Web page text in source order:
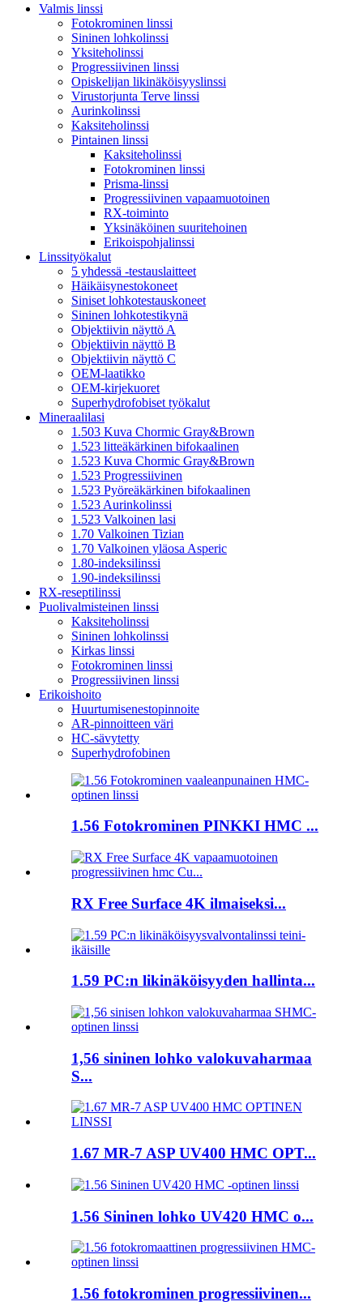
Valmis linssi
Fotokrominen linssi
Sininen lohkolinssi
Yksiteholinssi
Progressiivinen linssi
Opiskelijan likinäköisyyslinssi
Virustorjunta Terve linssi
Aurinkolinssi
Kaksiteholinssi
Pintainen linssi
Kaksiteholinssi
Fotokrominen linssi
Prisma-linssi
Progressiivinen vapaamuotoinen
RX-toiminto
Yksinäköinen suuritehoinen
Erikoispohjalinssi
Linssityökalut
5 yhdessä -testauslaitteet
Häikäisynestokoneet
Siniset lohkotestauskoneet
Sininen lohkotestikynä
Objektiivin näyttö A
Objektiivin näyttö B
Objektiivin näyttö C
OEM-laatikko
OEM-kirjekuoret
Superhydrofobiset työkalut
Mineraalilasi
1.503 Kuva Chormic Gray&Brown
1.523 litteäkärkinen bifokaalinen
1.523 Kuva Chormic Gray&Brown
1.523 Progressiivinen
1.523 Pyöreäkärkinen bifokaalinen
1.523 Aurinkolinssi
1.523 Valkoinen lasi
1.70 Valkoinen Tizian
1.70 Valkoinen yläosa Asperic
1.80-indeksilinssi
1.90-indeksilinssi
RX-reseptilinssi
Puolivalmisteinen linssi
Kaksiteholinssi
Sininen lohkolinssi
Kirkas linssi
Fotokrominen linssi
Progressiivinen linssi
Erikoishoito
Huurtumisenestopinnoite
AR-pinnoitteen väri
HC-sävytetty
Superhydrofobinen
1.56 Fotokrominen PINKKI HMC ...
RX Free Surface 4K ilmaiseksi...
1.59 PC:n likinäköisyyden hallinta...
1,56 sininen lohko valokuvaharmaa
S...
1.67 MR-7 ASP UV400 HMC OPT...
1.56 Sininen lohko UV420 HMC o...
1.56 fotokrominen progressiivinen...